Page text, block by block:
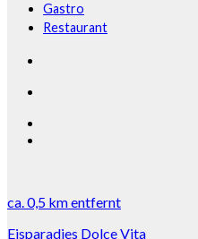
Gastro
Restaurant
ca.0,5 kmentfernt
Eisparadies Dolce Vita